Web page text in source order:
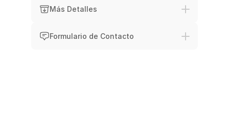
Más Detalles
Formulario de Contacto